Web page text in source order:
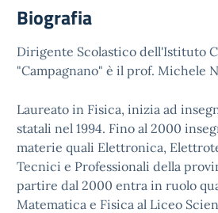
Biografia
Dirigente Scolastico dell'Istituto
"Campagnano" è il prof. Michele
Laureato in Fisica, inizia ad
statali nel 1994. Fino al 2000
materie quali Elettronica,
Tecnici e Professionali della
partire dal 2000 entra in ruolo
Matematica e Fisica al Liceo